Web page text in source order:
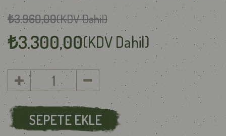
₺3.960,00(KDV Dahil)
₺3.300,00(KDV Dahil)